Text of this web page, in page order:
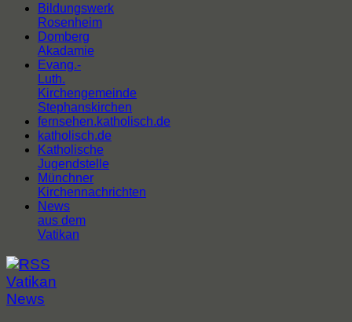
Bildungswerk
Rosenheim
Domberg
Akadamie
Evang.-
Luth.
Kirchengemeinde
Stephanskirchen
fernsehen.katholisch.de
katholisch.de
Katholische
Jugendstelle
Münchner
Kirchennachrichten
News
aus dem
Vatikan
Vatikan
News